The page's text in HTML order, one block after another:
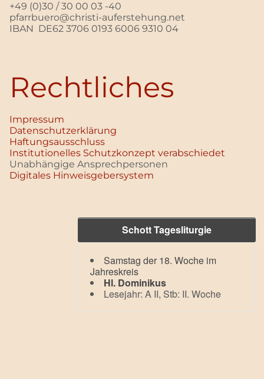
+49 (0)30 / 30 00 03 -40
pfarrbuero@christi-auferstehung.net
IBAN DE62 3706 0193 6006 9310 04
Rechtliches
Impressum
Datenschutz­erklärung
Haftungsausschluss
Institutionelles Schutzkonzept verabschiedet
Unabhängige Ansprechpersonen
Digitales Hinweisgebersystem
Schott Tagesliturgie
Samstag der 18. Woche im
Jahreskreis
Hl. Dominikus
Lesejahr: A II, Stb: II. Woche